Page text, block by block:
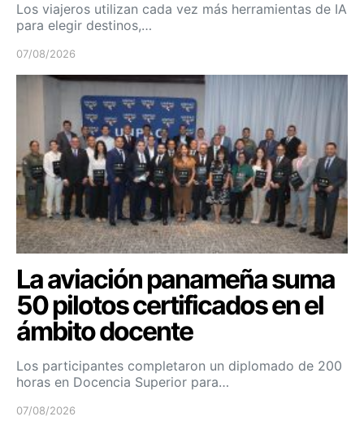
Los viajeros utilizan cada vez más herramientas de IA
para elegir destinos,…
07/08/2026
La aviación panameña suma
50 pilotos certificados en el
ámbito docente
Los participantes completaron un diplomado de 200
horas en Docencia Superior para…
07/08/2026